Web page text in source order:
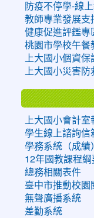
防疫不停學-線
教師專業發展支
健康促進評鑑專
桃園市學校午餐
上大國小個資
上大國小災害
上大國小會計室
學生線上諮詢信
學務系統（成績
12年國教課程綱
總務相關表件
臺中市推動校園
無聲廣播系統
差勤系統